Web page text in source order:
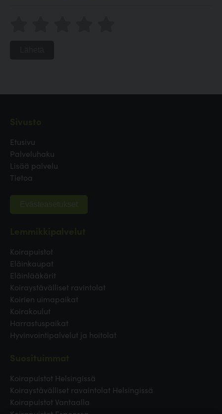
Etusivu
Palveluhaku
Lisää palvelu
Tietoa
Evästeasetukset
Koirapuistot
Eläinkaupat
Eläinlääkärit
Koiraystävälliset ravintolat
Koirien uimapaikat
Koirakoulut
Harrastuspaikat
Hyvinvointipalvelut ja hoitolat
Koirapuistot Helsingissä
Koiraystävälliset ravaintolat Helsingissä
Koirapuistot Vantaalla